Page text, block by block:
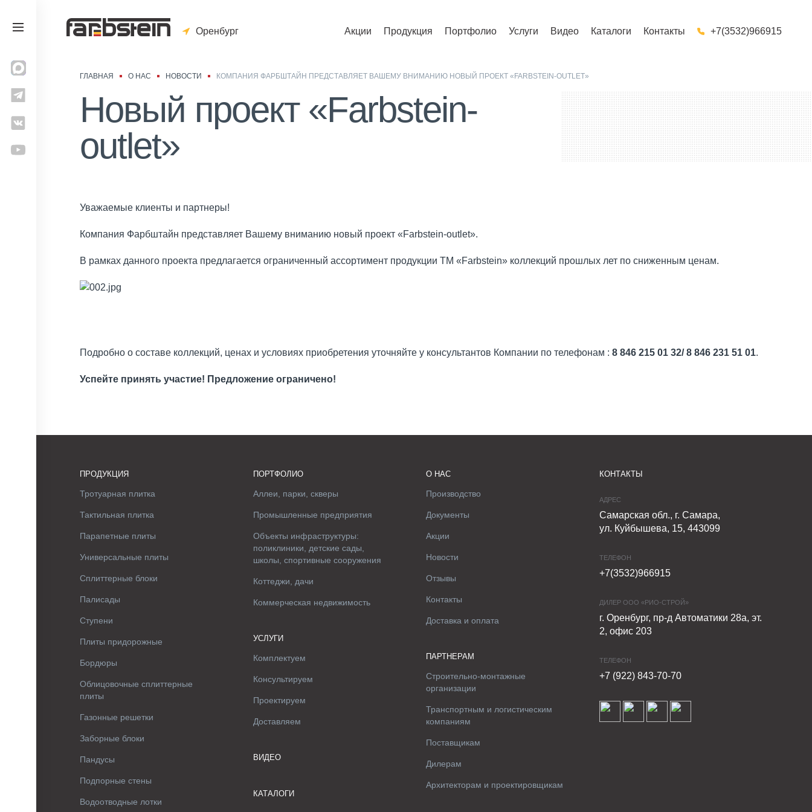
Оренбург Акции Продукция Портфолио Услуги Видео Каталоги Контакты +7(3532)966915
ГЛАВНАЯ О НАС НОВОСТИ КОМПАНИЯ ФАРБШТАЙН ПРЕДСТАВЛЯЕТ ВАШЕМУ ВНИМАНИЮ НОВЫЙ ПРОЕКТ «FARBSTEIN-OUTLET»
Новый проект «Farbstein-
outlet»
Уважаемые клиенты и партнеры!
Компания Фарбштайн представляет Вашему вниманию новый проект «Farbstein-outlet».
В рамках данного проекта предлагается ограниченный ассортимент продукции ТМ «Farbstein» коллекций прошлых лет по сниженным ценам.
Подробно о составе коллекций, ценах и условиях приобретения уточняйте у консультантов Компании по телефонам : 8 846 215 01 32/ 8 846 231 51 01.
Успейте принять участие! Предложение ограничено!
ПРОДУКЦИЯ
Тротуарная плитка
Тактильная плитка
Парапетные плиты
Универсальные плиты
Сплиттерные блоки
Палисады
Ступени
Плиты придорожные
Бордюры
Облицовочные сплиттерные
плиты
Газонные решетки
Заборные блоки
Пандусы
Подпорные стены
Водоотводные лотки
ПОРТФОЛИО
Аллеи, парки, скверы
Промышленные предприятия
Объекты инфраструктуры:
поликлиники, детские сады,
школы, спортивные сооружения
Коттеджи, дачи
Коммерческая недвижимость
УСЛУГИ
Комплектуем
Консультируем
Проектируем
Доставляем
ВИДЕО
КАТАЛОГИ
О НАС
Производство
Документы
Акции
Новости
Отзывы
Контакты
Доставка и оплата
ПАРТНЕРАМ
Строительно-монтажные
организации
Транспортным и логистическим
компаниям
Поставщикам
Дилерам
Архитекторам и проектировщикам
КОНТАКТЫ
АДРЕС
Самарская обл., г. Самара,
ул. Куйбышева, 15, 443099
ТЕЛЕФОН
+7(3532)966915
ДИЛЕР ООО «РИО-СТРОЙ»
г. Оренбург, пр-д Автоматики 28а, эт.
2, офис 203
ТЕЛЕФОН
+7 (922) 843-70-70